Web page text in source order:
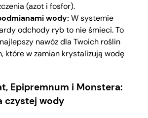
(azot i fosfor).
wody: W systemie
odchody ryb to nie śmieci. To
nawóz dla Twoich roślin
które w zamian krystalizują wodę
Epipremnum i Monstera:
czystej wody